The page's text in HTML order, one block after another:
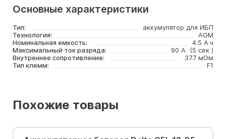
Основные характеристики
Тип:
аккумулятор для ИБП
Технология:
AGM
Номинальная емкость:
4.5 А·ч
Максимальный ток разряда:
90 А (5 сек )
Внутреннее сопротивление:
37.7 мОм
Тип клемм:
F1
Похожие товары